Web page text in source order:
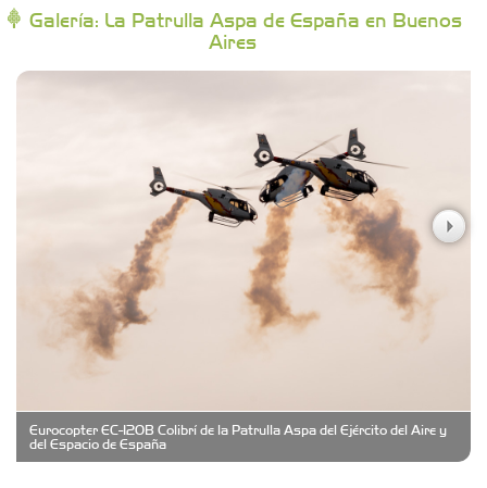
Campoy Federik - Productores Asesores de
Seguros
Carniceria y granja El Viejo Peña
Casa Berta
Clima Castelar
CONSERVAS YAMASIRO
Cubanico´s - Cubanitos Rellenos!
Galería: La Patrulla Aspa de España en Buenos
Aires
Eurocopter EC-120B Colibrí de la Patrulla Aspa del Ejército del Aire y
del Espacio de España